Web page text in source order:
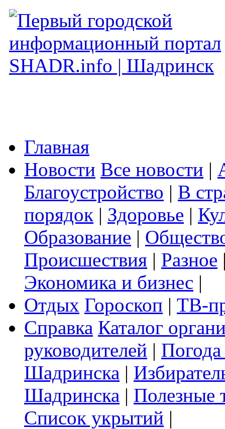
Главная
Новости Все новости |
Благоустройство | В
порядок | Здоровье |
Образование |
Происшествия | Разное
Экономика и бизнес |
Отдых Гороскоп | ТВ-
Справка Каталог
руководителей |
Шадринска |
Шадринска | Полезные
Список укрытий |